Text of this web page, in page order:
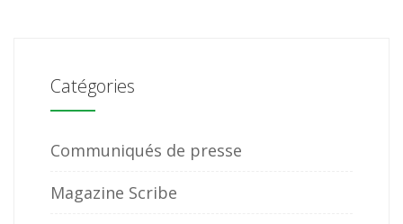
Catégories
Communiqués de presse
Magazine Scribe